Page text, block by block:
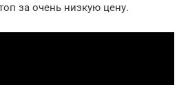
за очень низкую цену.